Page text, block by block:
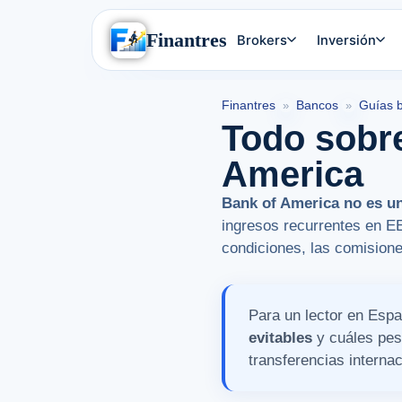
Finantres Brokers Inversión
Finantres » Bancos » Guías
Todo
America
Bank of America no es
ingresos recurrentes en
condiciones, las
Para un lector en
evitables y cuáles
transferencias